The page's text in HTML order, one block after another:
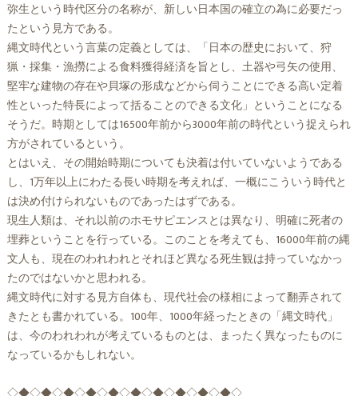
弥生という時代区分の名称が、新しい日本国の確立の為に必要だっ
たという見方である。
縄文時代という言葉の定義としては、「日本の歴史において、狩
猟・採集・漁撈による食料獲得経済を旨とし、土器や弓矢の使用、
堅牢な建物の存在や貝塚の形成などから伺うことにできる高い定着
性といった特長によって括ることのできる文化」ということになる
そうだ。時期としては16500年前から3000年前の時代という捉えられ
方がされているという。
とはいえ、その開始時期についても決着は付いていないようである
し、1万年以上にわたる長い時期を考えれば、一概にこういう時代と
は決め付けられないものであったはずである。
現生人類は、それ以前のホモサピエンスとは異なり、明確に死者の
埋葬ということを行っている。このことを考えても、16000年前の縄
文人も、現在のわれわれとそれほど異なる死生観は持っていなかっ
たのではないかと思われる。
縄文時代に対する見方自体も、現代社会の様相によって翻弄されて
きたとも書かれている。100年、1000年経ったときの「縄文時代」
は、今のわれわれが考えているものとは、まったく異なったものに
なっているかもしれない。